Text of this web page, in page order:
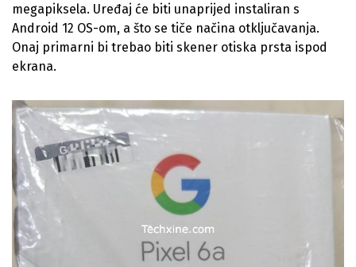
megapiksela. Uređaj će biti unaprijed instaliran s
Android 12 OS-om, a što se tiče načina otključavanja.
Onaj primarni bi trebao biti skener otiska prsta ispod
ekrana.